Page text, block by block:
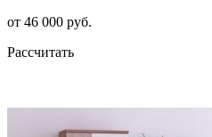
от 46 000 руб.
Рассчитать